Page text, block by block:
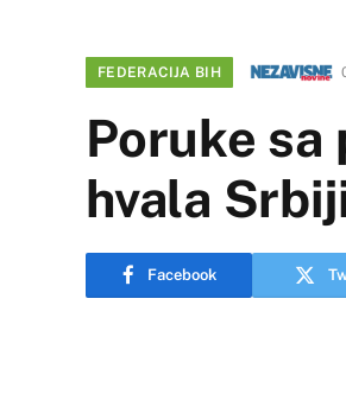
FEDERACIJA BIH
Poruke sa
hvala
Facebook